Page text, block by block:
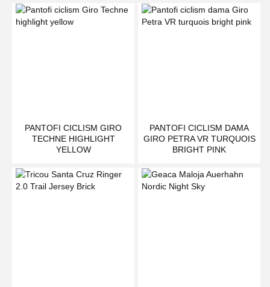
PANTOFI CICLISM GIRO
TECHNE HIGHLIGHT
YELLOW
PANTOFI CICLISM DAMA
GIRO PETRA VR TURQUOIS
BRIGHT PINK